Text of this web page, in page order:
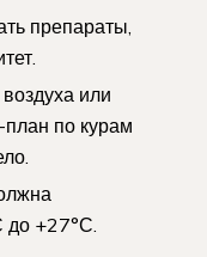
препараты,
или
по курам
до +27°С.